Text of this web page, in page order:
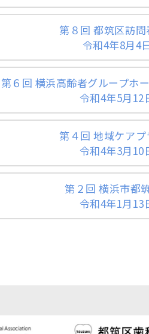
第８回 都筑区訪
令和4年8月4
第６回 横浜高齢者グループホ
令和4年5月12
第４回 地域ケア
令和4年3月10
第２回 横浜市都
令和4年1月13